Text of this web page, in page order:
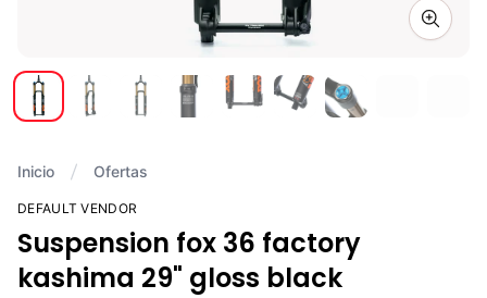
Zoom
Inicio Ofertas
DEFAULT VENDOR
Suspension fox 36 factory
kashima 29" gloss black